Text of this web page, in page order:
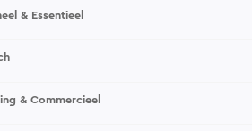
& Essentieel
& Commercieel